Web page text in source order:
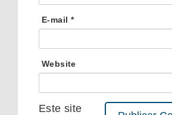
E-mail *
Website
Este site